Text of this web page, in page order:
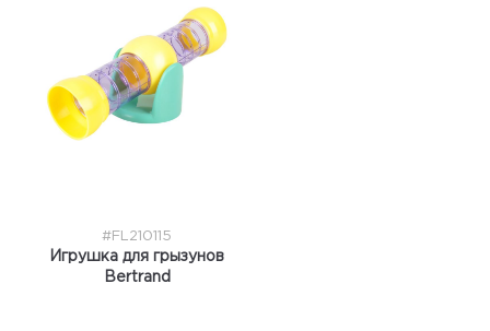
#FL210115
Игрушка для грызунов
Bertrand